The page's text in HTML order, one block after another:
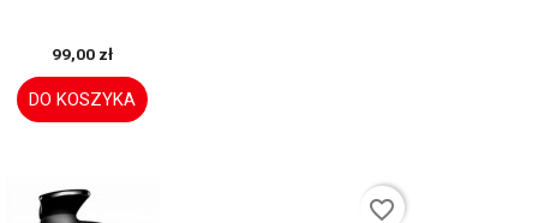
99,00 zł
DO KOSZYKA
favorite_border